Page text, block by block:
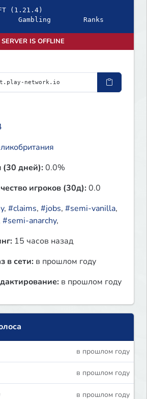
CRAFT (1.21.4)
Ranks
SERVER IS OFFLINE
(30 дней):0.0%
игроков (30д):0.0
, #claims, #jobs, #semi-vanilla,
#semi-anarchy,
15 часов назад
в сети: в прошлом году
в прошлом году
в прошлом году
в прошлом году
в прошлом году